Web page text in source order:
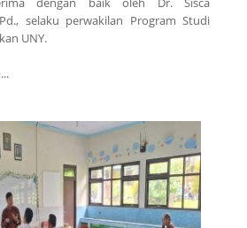
selaku perwakilan Program Studi
UNY.